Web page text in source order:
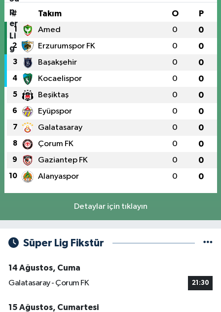
# Takım O P
1 Amed 0 0
2 Erzurumspor FK 0 0
3 Başakşehir 0 0
4 Kocaelispor 0 0
5 Beşiktaş 0 0
6 Eyüpspor 0 0
7 Galatasaray 0 0
8 Çorum FK 0 0
9 Gaziantep FK 0 0
10 Alanyaspor 0 0
Detaylar için tıklayın
Süper Lig Fikstür
14 Ağustos, Cuma
Galatasaray - Çorum FK
21:30
15 Ağustos, Cumartesi